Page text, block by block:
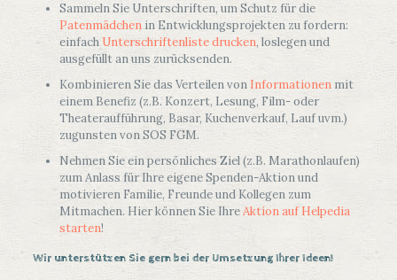
Sammeln Sie Unterschriften, um Schutz für die
Patenmädchenin Entwicklungsprojekten zu fordern:
einfach Unterschriftenliste drucken, loslegen und
ausgefüllt an uns zurücksenden.
Kombinieren Sie das Verteilen von Informationenmit
einem Benefiz (z.B. Konzert, Lesung, Film- oder
Theateraufführung, Basar, Kuchenverkauf, Lauf uvm.)
zugunsten von SOS FGM.
Nehmen Sie ein persönliches Ziel (z.B. Marathonlaufen)
zum Anlass für Ihre eigene Spenden-Aktion und
motivieren Familie, Freunde und Kollegen zum
Mitmachen. Hier können Sie IhreAktion auf Helpedia
starten!
Wir unterstützen Sie gern bei der Umsetzung Ihrer Ideen!